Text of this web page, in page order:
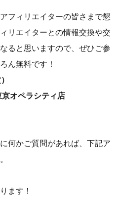
フィリエイターの皆さまで懇
リエイターとの情報交換や交
ると思いますので、ぜひご参
ん無料です！
オペラシティ店
何かご質問があれば、下記ア
ます！